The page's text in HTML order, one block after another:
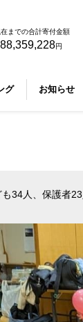
までの合計寄付金額
円
グ お知らせ
34人、保護者23